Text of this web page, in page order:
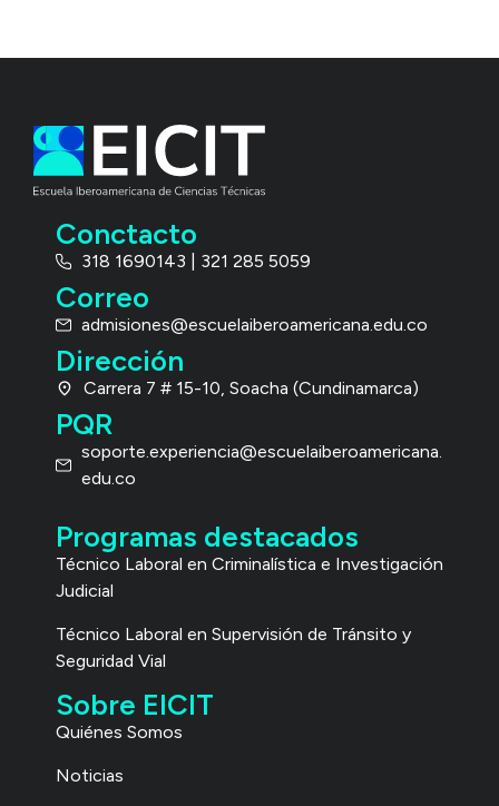
Conctacto
318 1690143 | 321 285 5059
Correo
admisiones@escuelaiberoamericana.edu.co
Dirección
Carrera 7 # 15-10, Soacha (Cundinamarca)
PQR
soporte.experiencia@escuelaiberoamericana.
edu.co
Programas destacados
Técnico Laboral en Criminalística e Investigación
Judicial
Técnico Laboral en Supervisión de Tránsito y
Seguridad Vial
Sobre EICIT
Quiénes Somos
Noticias